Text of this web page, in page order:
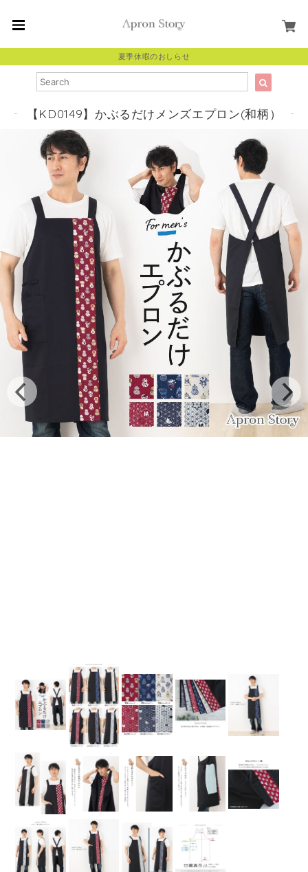
夏季休暇のおしらせ
【KD0149】かぶるだけメンズエプロン(和柄）